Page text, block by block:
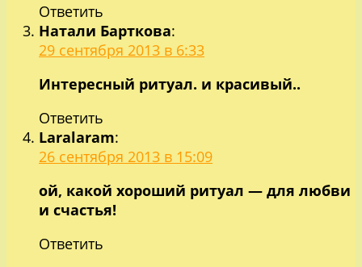
Ответить
Натали Барткова:
29 сентября 2013 в 6:33
Интересный ритуал. и красивый..
Ответить
Laralaram:
26 сентября 2013 в 15:09
ой, какой хороший ритуал — для любви
и счастья!
Ответить